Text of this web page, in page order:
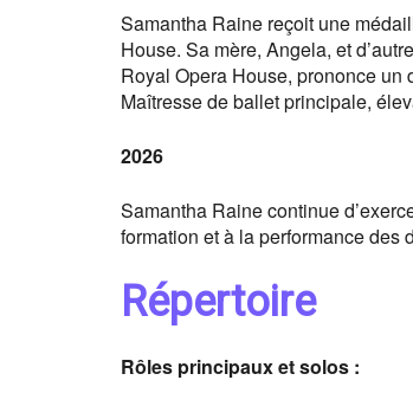
Samantha Raine reçoit une
House. Sa mère, Angela, et
Royal Opera House, prononce
Maîtresse de ballet principale,
2026
Samantha Raine continue
formation et à la performance des
Répertoire
Rôles principaux et solos :